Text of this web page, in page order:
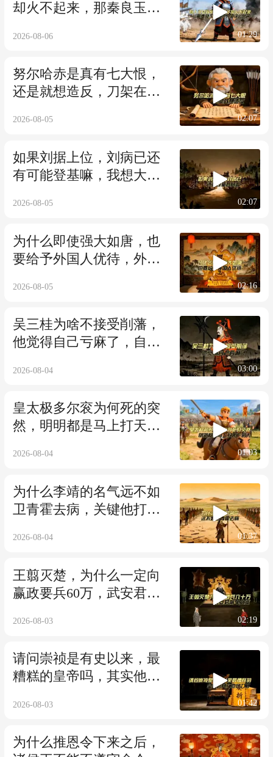
却火不起来，那秦良玉花
2026-08-06 01:29
努尔哈赤是真有七大恨，
还是就想造反，刀架在脖
2026-08-05 02:07
如果刘据上位，刘病已还
有可能登基嘛，我想大概
2026-08-05 02:07
为什么即使强大如唐，也
要给予外国人优待，外国
2026-08-05 02:16
吴三桂为啥不接受削藩，
他觉得自己亏麻了，自己
2026-08-04 03:00
皇太极多尔衮为何死的突
然，明明都是马上打天下
2026-08-04 01:03
为什么李靖的名气远不如
卫青霍去病，关键他打仗
2026-08-04 01:37
王翦灭楚，为什么一定向
赢政要兵60万，武安君前
2026-08-03 02:19
请问崇祯是有史以来，最
糟糕的皇帝吗，其实他尽
2026-08-03 01:42
为什么推恩令下来之后，